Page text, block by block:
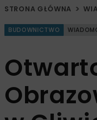
STRONA GŁÓWNA
BUDOWNICTWO